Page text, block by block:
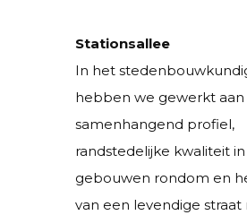
Stationsallee
In het
hebben we gewerkt aan
samenhangend profiel,
randstedelijke kwaliteit
gebouwen rondom en
van een levendige